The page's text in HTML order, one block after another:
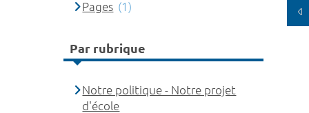
Pages (1)
Par rubrique
Notre politique - Notre projet
d'école